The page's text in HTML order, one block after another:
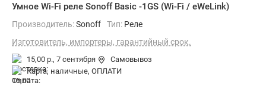
Умное Wi-Fi реле Sonoff Basic -1GS (Wi-Fi / eWeLink)
Производитель:Sonoff Тип: Реле
Изготовитель, импортеры, гарантийный срок.
15,00 р., 7 сентября
Самовывоз
карта, наличные, ОПЛАТИ